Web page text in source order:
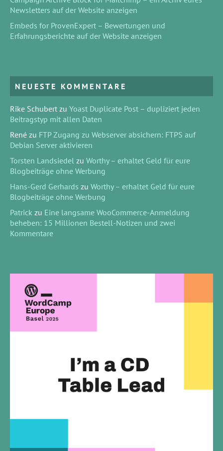
Newsletters auf der Website anzeigen
Embeds for ProvenExpert – Bewertungen und
Erfahrungsberichte auf der Website anzeigen
NEUESTE KOMMENTARE
Rike Schubert zu Yoast Duplicate Post – dupliziert jeden
Beitragstyp mit allen Daten
René zu FTP Zugang zu Webserver absichern: FTPS auf
Debian Server aktivieren
Torsten Landsiedel zu Worthy – erhaltet Geld für eure
Blogbeiträge ohne Werbung
Hans-Gerd Gerhards zu Worthy – erhaltet Geld für eure
Blogbeiträge ohne Werbung
Patrick zu Eine langsame WooCommerce-Anmeldung
beheben: 15 Millionen Bestell-Notizen und zwei
Kommentare